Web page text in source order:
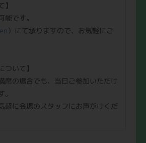
能です。
）にて承りますので、お気軽にご
ついて】
席の場合でも、当日ご参加いただけ
軽に会場のスタッフにお声がけくだ